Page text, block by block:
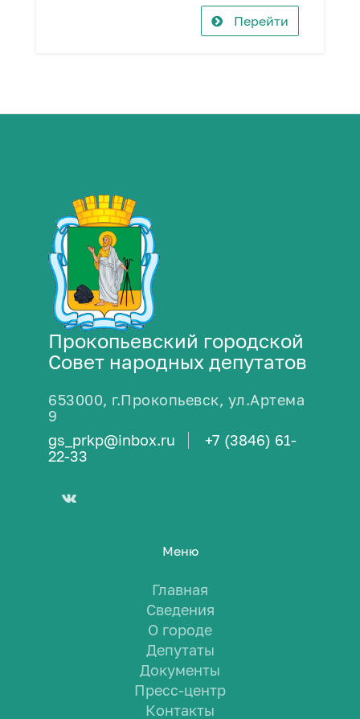
Перейти
Прокопьевский городской
Совет народных депутатов
653000, г.Прокопьевск, ул.Артема
9
gs_prkp@inbox.ru
+7 (3846) 61-
22-33
Меню
Главная
Сведения
О городе
Депутаты
Документы
Пресс-центр
Контакты